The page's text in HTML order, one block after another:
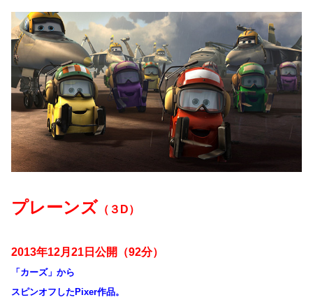
プレーンズ （３D）
2013年12月21日公開 （92分）
「カーズ」から
スピンオフしたPixer作品。